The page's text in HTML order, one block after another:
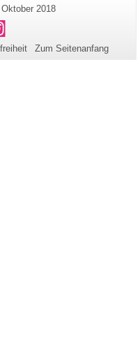
2018
Zum Seitenanfang